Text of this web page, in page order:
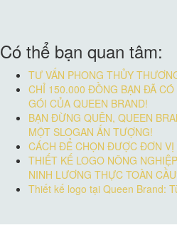
Có thể bạn quan tâm:
TƯ VẤN PHONG THỦY
CHỈ 150.000 ĐỒNG BẠN ĐÃ
GÓI CỦA QUEEN BRAND!
BẠN ĐỪNG QUÊN, QUEEN
MỘT SLOGAN ẤN TƯỢNG!
CÁCH ĐỂ CHỌN ĐƯỢC ĐƠN VỊ
THIẾT KẾ LOGO NÔNG
NINH LƯƠNG THỰC TOÀN
Thiết kế logo tại Queen Brand: